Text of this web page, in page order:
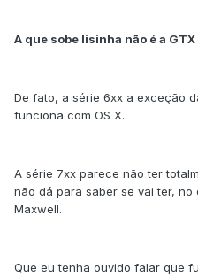
A que sobe lisinha não é a
De fato, a série 6xx a exceção
funciona com OS X.
A série 7xx parece não ter
não dá para saber se vai ter,
Maxwell.
Que eu tenha ouvido falar que